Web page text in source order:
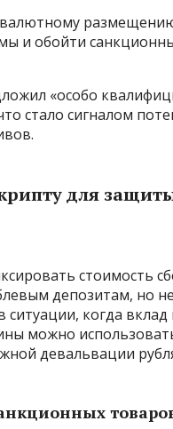
и обойти
«особо
стало сигналом
для
стоимость
депозитам, но
когда вклад
можно
девальвации